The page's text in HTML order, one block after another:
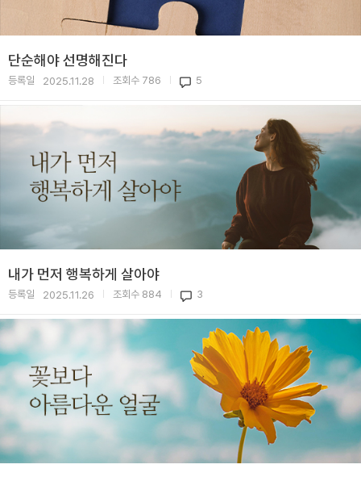
단순해야 선명해진다
등록일 2025.11.28 조회수 786 5
내가 먼저 행복하게 살아야
등록일 2025.11.26 조회수 884 3